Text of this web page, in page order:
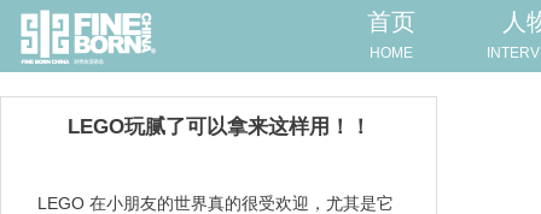
首页
HOME
人
LEGO玩腻了可以拿来这样用！！
LEGO 在小朋友的世界真的很受欢迎，尤其是它